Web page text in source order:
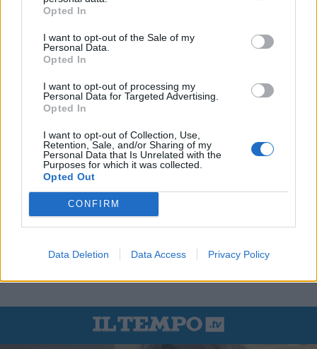
Opted In
I want to opt-out of the Sale of my
Personal Data.
Opted In
I want to opt-out of processing my
Personal Data for Targeted Advertising.
Opted In
I want to opt-out of Collection, Use,
Retention, Sale, and/or Sharing of my
Personal Data that Is Unrelated with the
Purposes for which it was collected.
Opted Out
CONFIRM
Data Deletion Data Access Privacy Policy